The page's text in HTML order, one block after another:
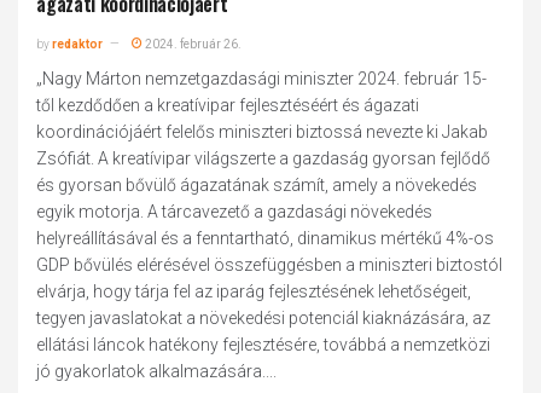
byredaktor 2024. február 26.
„Nagy Márton nemzetgazdasági miniszter 2024. február 15-
től kezdődően a kreatívipar fejlesztéséért és ágazati
koordinációjáért felelős miniszteri biztossá nevezte ki Jakab
Zsófiát. A kreatívipar világszerte a gazdaság gyorsan fejlődő
és gyorsan bővülő ágazatának számít, amely a növekedés
egyik motorja. A tárcavezető a gazdasági növekedés
helyreállításával és a fenntartható, dinamikus mértékű 4%-os
GDP bővülés elérésével összefüggésben a miniszteri biztostól
elvárja, hogy tárja fel az iparág fejlesztésének lehetőségeit,
tegyen javaslatokat a növekedési potenciál kiaknázására, az
ellátási láncok hatékony fejlesztésére, továbbá a nemzetközi
jó gyakorlatok alkalmazására....